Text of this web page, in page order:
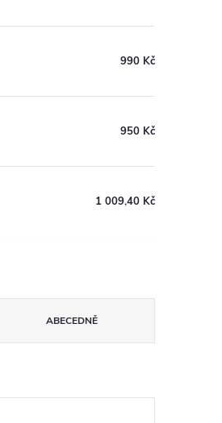
990 Kč
950 Kč
1 009,40 Kč
ABECEDNĚ